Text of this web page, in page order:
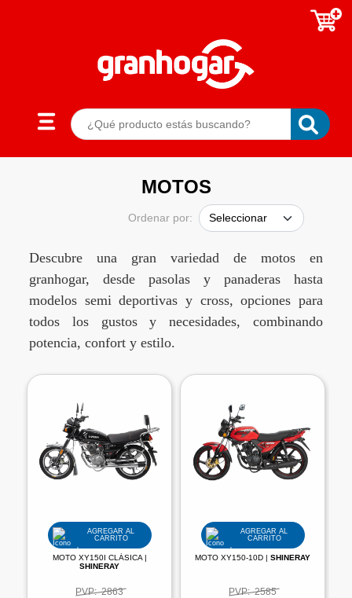
MOTOS
Ordenar por:
Descubre una gran variedad de motos en
granhogar, desde pasolas y panaderas hasta
modelos semideportivas y cross, opciones para
todos los gustos y necesidades, combinando
potencia, confort y estilo.
AGREGAR AL
CARRITO
MOTO XY150I CLÁSICA |
SHINERAY
PVP: 2863
AGREGAR AL
CARRITO
MOTO XY150-10D | SHINERAY
PVP: 2585